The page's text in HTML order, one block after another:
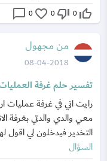
thumb_up_off_alt
0
thumb_down_off_alt
0
favorite_border
0
chat_bubble_outline
من مجهول
08-04-2018
تفسير حلم غرفة
رايت اني في غرفة عمليات
معي والدي والدتي بغرفة
التخدير فيدخلون لي اقول
السؤال